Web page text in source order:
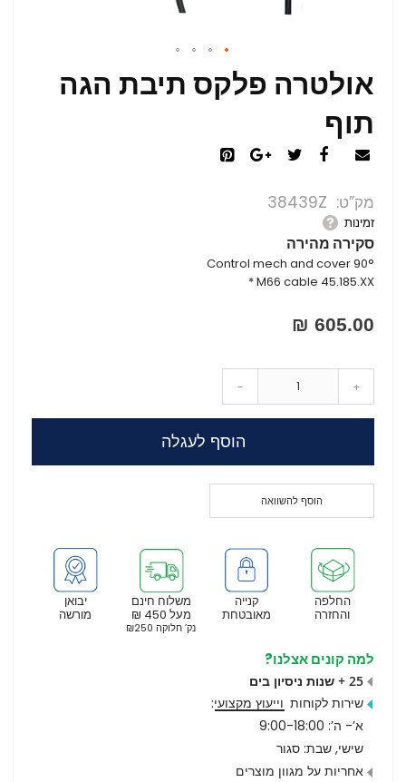
אולטרה פלקס תיבת הגה
תוף
מק”ט 38439Z
זמינות
סקירה מהירה
Control mech and cover 90°
M66 cable 45.185.XX *
605.00 ₪
- +
הוסף לעגלה
הוסף להשוואה
יבואן
מורשה
משלוח חינם
מעל 450 ₪
נק’ חלוקה ₪250
קנייה
מאובטחת
החלפה
והחזרה
למה קונים אצלנו?
25 + שנות ניסיון בים
שירות לקוחות וייעוץ מקצועי:
א’- ה’: 9:00-18:00
שישי, שבת: סגור
אחריות על מגוון מוצרים